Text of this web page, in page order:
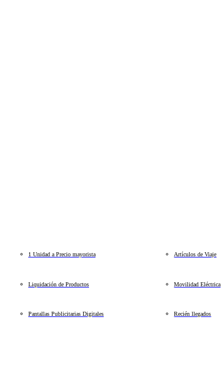
1 Unidad a Precio mayorista Artículos de Viaje
Liquidación de Productos Movilidad Eléctrica
Pantallas Publicitarias Digitales Recién llegados